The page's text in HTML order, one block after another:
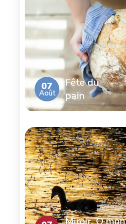
07
Août
Fête du
pain